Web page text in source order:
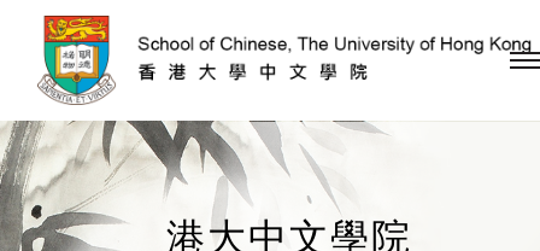
跳到內容（按回車鍵）
港大中文學院